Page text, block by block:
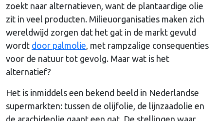
zoekt naar alternatieven, want de plantaardige olie
zit in veel producten. Milieuorganisaties maken zich
wereldwijd zorgen dat het gat in de markt gevuld
wordt door palmolie , met rampzalige consequenties
voor de natuur tot gevolg. Maar wat is het
alternatief?
Het is inmiddels een bekend beeld in Nederlandse
supermarkten: tussen de olijfolie, de lijnzaadolie en
de arachideolie gaapt een gat. De stellingen waar